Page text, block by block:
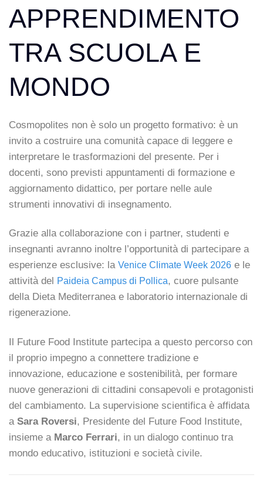
APPRENDIMENTO
TRA SCUOLA E
MONDO
Cosmopolites non è solo un progetto formativo: è un
invito a costruire una comunità capace di leggere e
interpretare le trasformazioni del presente. Per i
docenti, sono previsti appuntamenti di formazione e
aggiornamento didattico, per portare nelle aule
strumenti innovativi di insegnamento.
Grazie alla collaborazione con i partner, studenti e
insegnanti avranno inoltre l’opportunità di partecipare a
esperienze esclusive: la Venice Climate Week 2026 e le
attività del
Paideia Campus di Pollica, cuore pulsante
della Dieta Mediterranea e laboratorio internazionale di
rigenerazione.
Il Future Food Institute partecipa a questo percorso con
il proprio impegno a connettere tradizione e
innovazione, educazione e sostenibilità, per formare
nuove generazioni di cittadini consapevoli e protagonisti
del cambiamento. La supervisione scientifica è affidata
a Sara Roversi, Presidente del Future Food Institute,
insieme a Marco Ferrari, in un dialogo continuo tra
mondo educativo, istituzioni e società civile.